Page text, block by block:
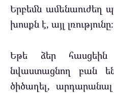
Երբեմն ամենաուժեղ
խոսքն է, այլ լռությունը։
Եթե ձեր
նվաստացնող բան
ծիծաղել,